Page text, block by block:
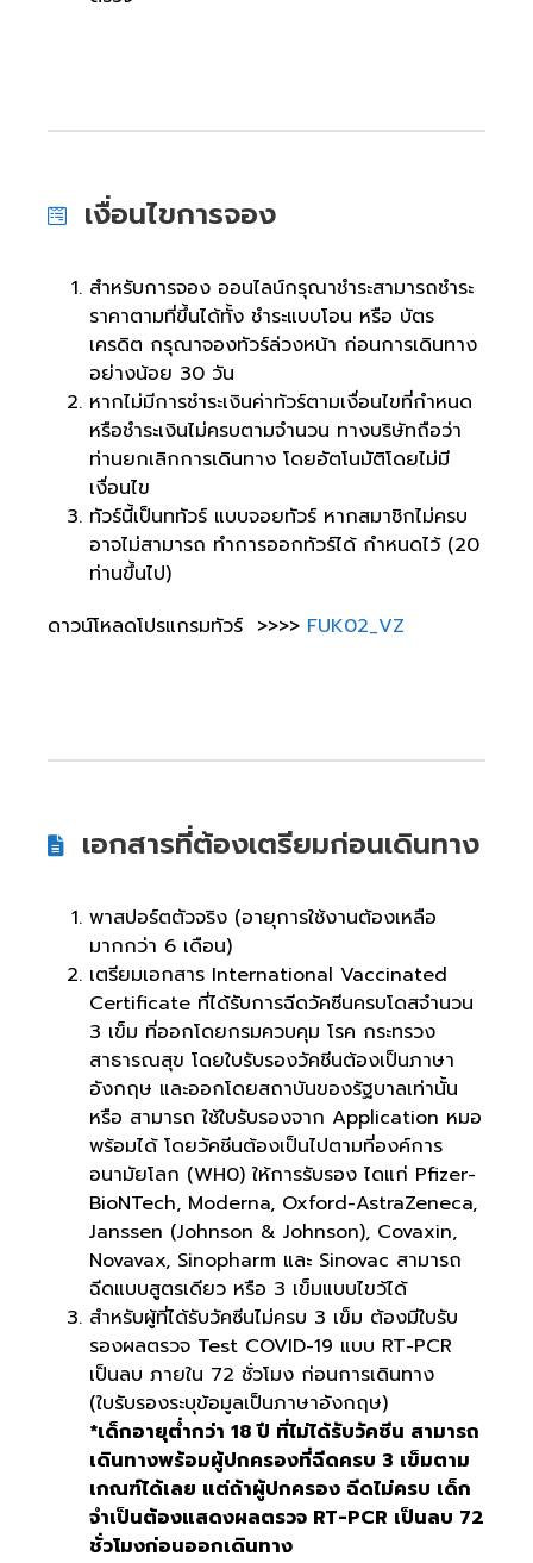
เงื่อนไขการจอง
สำหรับการจอง ออนไลน์กรุณาชำระสามารถชำระ
ราคาตามที่ขึ้นได้ทั้ง ชำระแบบโอน หรือ บัตร
เครดิต กรุณาจองทัวร์ล่วงหน้า ก่อนการเดินทาง
อย่างน้อย 30 วัน
หากไม่มีการชำระเงินค่าทัวร์ตามเงื่อนไขที่กำหนด
หรือชำระเงินไม่ครบตามจำนวน ทางบริษัทถือว่า
ท่านยกเลิกการเดินทาง โดยอัตโนมัติโดยไม่มี
เงื่อนไข
ทัวร์นี้เป็นททัวร์ แบบจอยทัวร์ หากสมาชิกไม่ครบ
อาจไม่สามารถ ทำการออกทัวร์ได้ กำหนดไว้ (20
ท่านขึ้นไป)
ดาวน์โหลดโปรแกรมทัวร์ >>>> FUK02_VZ
เอกสารที่ต้องเตรียมก่อนเดินทาง
พาสปอร์ตตัวจริง (อายุการใช้งานต้องเหลือ
มากกว่า 6 เดือน)
เตรียมเอกสาร International Vaccinated
Certificate ที่ได้รับการฉีดวัคซีนครบโดสจำนวน
3 เข็ม ที่ออกโดยกรมควบคุม โรค กระทรวง
สาธารณสุข โดยใบรับรองวัคชีนต้องเป็นภาษา
อังกฤษ และออกโดยสถาบันของรัฐบาลเท่านั้น
หรือ สามารถ ใช้ใบรับรองจาก Application หมอ
พร้อมได้ โดยวัคชีนต้องเป็นไปตามที่องค์การ
อนามัยโลก (WH0) ให้การรับรอง ไดแก่ Pfizer-
BioNTech, Moderna, Oxford-AstraZeneca,
Janssen (Johnson & Johnson), Covaxin,
Novavax, Sinopharm และ Sinovac สามารถ
ฉีดแบบสูตรเดียว หรือ 3 เข็มแบบไขว้ได้
สำหรับผู้ที่ได้รับวัคซีนไม่ครบ 3 เข็ม ต้องมีใบรับ
รองผลตรวจ Test COVID-19 แบบ RT-PCR
เป็นลบ ภายใน 72 ชั่วโมง ก่อนการเดินทาง
(ใบรับรองระบุข้อมูลเป็นภาษาอังกฤษ)
*เด็กอายุต่ำกว่า 18 ปี ที่ไม่ได้รับวัคซีน สามารถ
เดินทางพร้อมผู้ปกครองที่ฉีดครบ 3 เข็มตาม
เกณฑ์ได้เลย แต่ถ้าผู้ปกครอง ฉีดไม่ครบ เด็ก
จำเป็นต้องแสดงผลตรวจ RT-PCR เป็นลบ 72
ชั่วโมงก่อนออกเดินทาง